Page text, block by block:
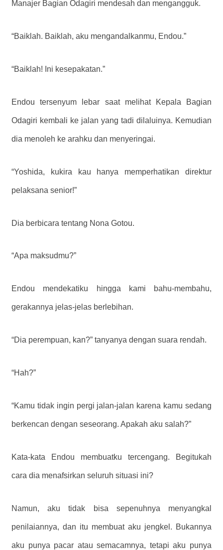
Manajer Bagian Odagiri mendesah dan mengangguk.
“Baiklah. Baiklah, aku mengandalkanmu, Endou.”
“Baiklah! Ini kesepakatan.”
Endou tersenyum lebar saat melihat Kepala Bagian
Odagiri kembali ke jalan yang tadi dilaluinya. Kemudian
dia menoleh ke arahku dan menyeringai.
“Yoshida, kukira kau hanya memperhatikan direktur
pelaksana senior!”
Dia berbicara tentang Nona Gotou.
“Apa maksudmu?”
Endou mendekatiku hingga kami bahu-membahu,
gerakannya jelas-jelas berlebihan.
“Dia perempuan, kan?” tanyanya dengan suara rendah.
“Hah?”
“Kamu tidak ingin pergi jalan-jalan karena kamu sedang
berkencan dengan seseorang. Apakah aku salah?”
Kata-kata Endou membuatku tercengang. Begitukah
cara dia menafsirkan seluruh situasi ini?
Namun, aku tidak bisa sepenuhnya menyangkal
penilaiannya, dan itu membuat aku jengkel. Bukannya
aku punya pacar atau semacamnya, tetapi aku punya